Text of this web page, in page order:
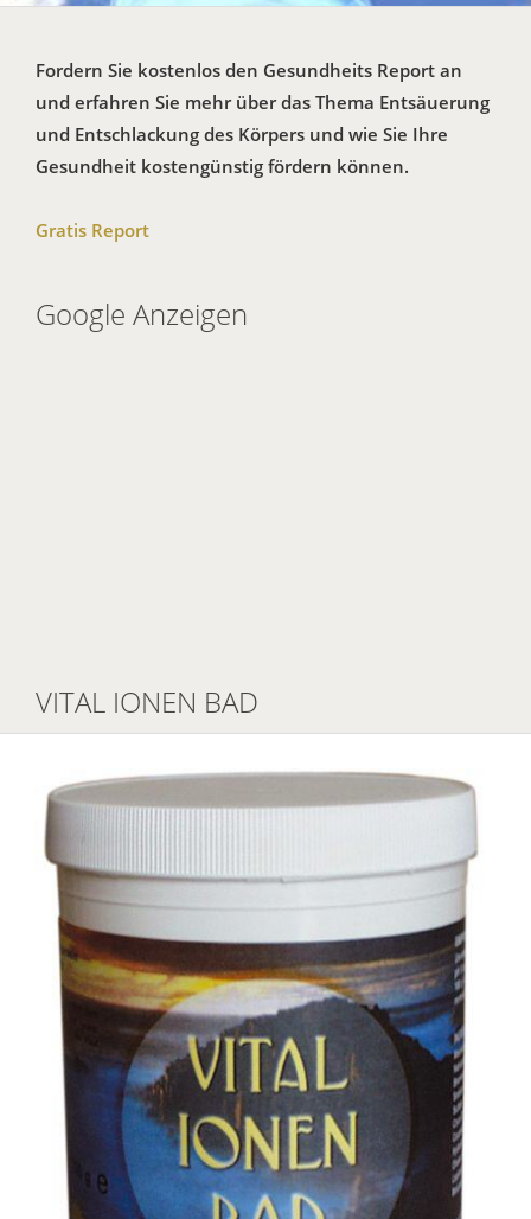
Fordern Sie kostenlos den Gesundheits Report an
und erfahren Sie mehr über das Thema Entsäuerung
und Entschlackung des Körpers und wie Sie Ihre
Gesundheit kostengünstig fördern können.
Gratis Report
Google Anzeigen
VITAL IONEN BAD